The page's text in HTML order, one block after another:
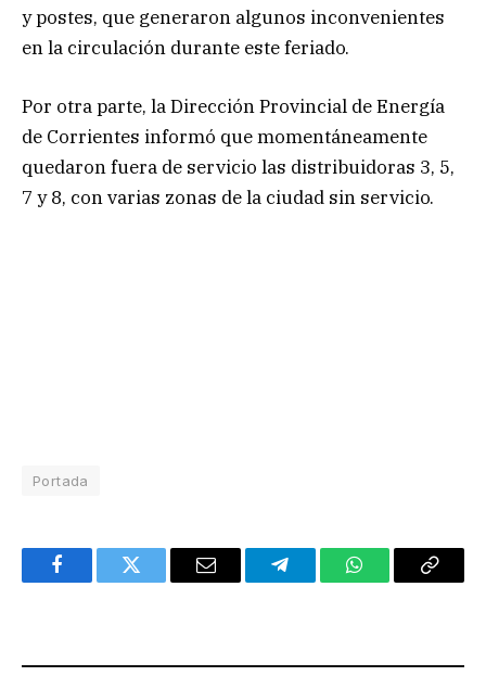
y postes, que generaron algunos inconvenientes
en la circulación durante este feriado.
Por otra parte, la Dirección Provincial de Energía
de Corrientes informó que momentáneamente
quedaron fuera de servicio las distribuidoras 3, 5,
7 y 8, con varias zonas de la ciudad sin servicio.
Portada
FacebookTwitter Email TelegramWhatsAppCopy